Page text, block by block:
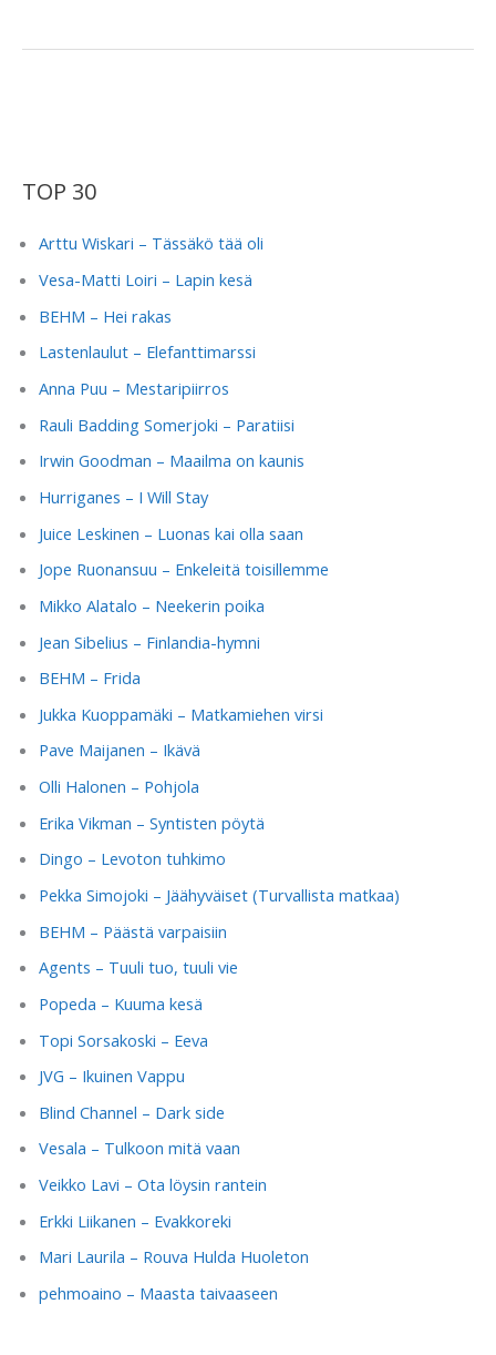
–
TOP 30
Arttu Wiskari – Tässäkö tää oli
Vesa-Matti Loiri – Lapin kesä
BEHM – Hei rakas
Lastenlaulut – Elefanttimarssi
Anna Puu – Mestaripiirros
Rauli Badding Somerjoki – Paratiisi
Irwin Goodman – Maailma on kaunis
Hurriganes – I Will Stay
Juice Leskinen – Luonas kai olla saan
Jope Ruonansuu – Enkeleitä toisillemme
Mikko Alatalo – Neekerin poika
Jean Sibelius – Finlandia-hymni
BEHM – Frida
Jukka Kuoppamäki – Matkamiehen virsi
Pave Maijanen – Ikävä
Olli Halonen – Pohjola
Erika Vikman – Syntisten pöytä
Dingo – Levoton tuhkimo
Pekka Simojoki – Jäähyväiset (Turvallista matkaa)
BEHM – Päästä varpaisiin
Agents – Tuuli tuo, tuuli vie
Popeda – Kuuma kesä
Topi Sorsakoski – Eeva
JVG – Ikuinen Vappu
Blind Channel – Dark side
Vesala – Tulkoon mitä vaan
Veikko Lavi – Ota löysin rantein
Erkki Liikanen – Evakkoreki
Mari Laurila – Rouva Hulda Huoleton
pehmoaino – Maasta taivaaseen